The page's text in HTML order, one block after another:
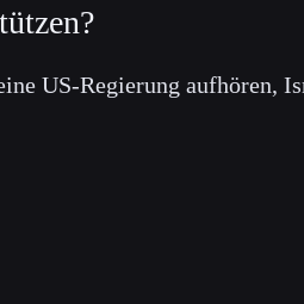
US-Regierung aufhören,